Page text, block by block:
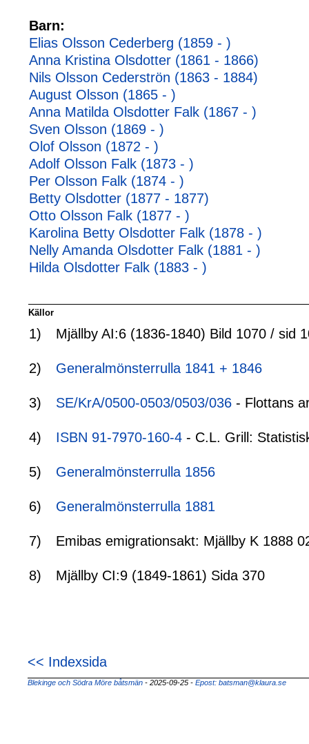
Barn:
Elias Olsson Cederberg (1859 - )
Anna Kristina Olsdotter (1861 - 1866)
Nils Olsson Cederströn (1863 - 1884)
August Olsson (1865 - )
Anna Matilda Olsdotter Falk (1867 - )
Sven Olsson (1869 - )
Olof Olsson (1872 - )
Adolf Olsson Falk (1873 - )
Per Olsson Falk (1874 - )
Betty Olsdotter (1877 - 1877)
Otto Olsson Falk (1877 - )
Karolina Betty Olsdotter Falk (1878 - )
Nelly Amanda Olsdotter Falk (1881 - )
Hilda Olsdotter Falk (1883 - )
Källor
1) Mjällby AI:6 (1836-1840) Bild 1070 / sid
2) Generalmönsterrulla 1841 + 1846
3) SE/KrA/0500-0503/0503/036 - Flottans
4) ISBN 91-7970-160-4 - C.L. Grill:
5) Generalmönsterrulla 1856
6) Generalmönsterrulla 1881
7) Emibas emigrationsakt: Mjällby K 1888
8) Mjällby CI:9 (1849-1861) Sida 370
<< Indexsida
Blekinge och Södra Möre båtsmän - 2025-09-25 - Epost: batsman@klaura.se